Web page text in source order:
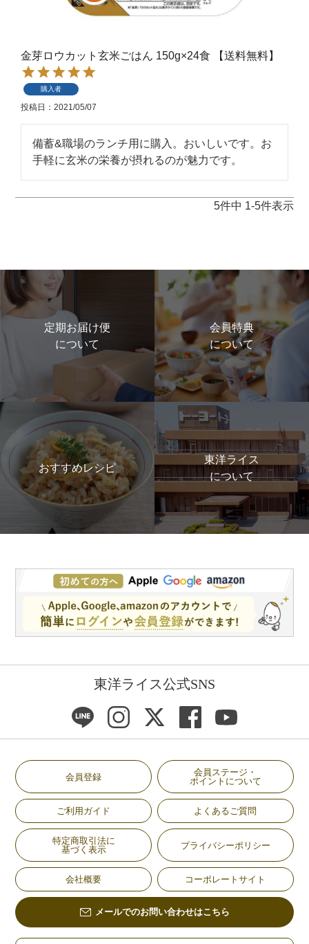
金芽ロウカット玄米ごはん 150g×24食 【送料無料】
購入者
投稿日 2021/05/07
備蓄&職場のランチ用に購入。おいしいです。お
手軽に玄米の栄養が摂れるのが魅力です。
5件中 1-5件表示
定期お届け便
について
会員特典
について
おすすめレシピ
東洋ライス
について
東洋ライス公式SNS
会員登録
会員ステージ・
ポイントについて
ご利用ガイド よくあるご質問
特定商取引法に
基づく表示
プライバシーポリシー
会社概要 コーポレートサイト
メールでのお問い合わせはこちら